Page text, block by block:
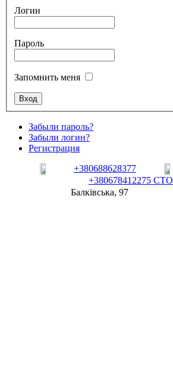
Логин
Пароль
Запомнить меня
Забыли пароль?
Забыли логин?
Регистрация
+380688628377
+380678412275 СТО
Балківська, 97